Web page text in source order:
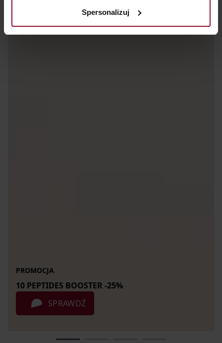
Spersonalizuj
PROMOCJA
10 PEPTIDES BOOSTER -25%
SPRAWDŹ